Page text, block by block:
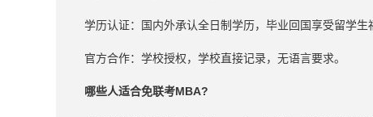
学历认证：国内外承认全日制学历，毕业回国享受留学生
官方合作：学校授权，学校直接记录，无语言要求。
哪些人适合免联考MBA?